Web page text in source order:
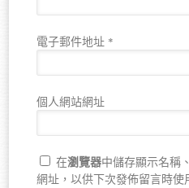
電子郵件地址 *
個人網站網址
在瀏覽器中儲存顯示名稱
網址，以供下次發佈留言時使